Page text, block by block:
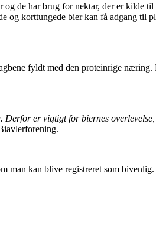
de har brug for nektar, der er kilde
og korttungede bier kan få adgang til
fyldt med den proteinrige
er vigtigt for biernes
man kan blive registreret som bivenlig.